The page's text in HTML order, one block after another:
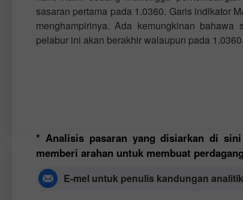
sasaran pertama pada 1.0360. Garis indikator
menghampirinya. Ada kemungkinan bahawa
pelabur ini akan berakhir walaupun pada 1.0360.
* Analisis pasaran yang disiarkan di
memberi arahan untuk membuat
E-mel untuk penulis kandungan